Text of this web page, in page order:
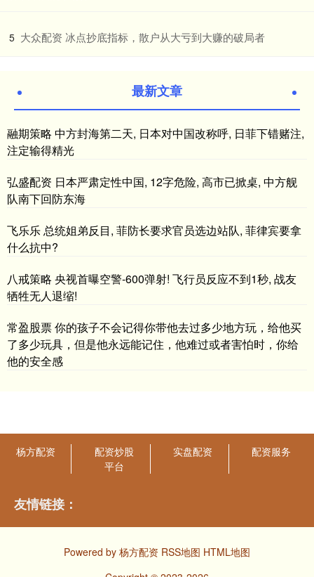
5 ​大众配资 冰点抄底指标，散户从大亏到大赚的破局者
最新文章
融期策略 中方封海第二天, 日本对中国改称呼, 日菲下错赌注,
注定输得精光
弘盛配资 日本严肃定性中国, 12字危险, 高市已掀桌, 中方舰
队南下回防东海
飞乐乐 总统姐弟反目, 菲防长要求官员选边站队, 菲律宾要拿
什么抗中?
八戒策略 央视首曝空警-600弹射! 飞行员反应不到1秒, 战友
牺牲无人退缩!
常盈股票 你的孩子不会记得你带他去过多少地方玩，给他买
了多少玩具，但是他永远能记住，他难过或者害怕时，你给
他的安全感
杨方配资
配资炒股
平台
实盘配资 配资服务
友情链接：
Powered by 杨方配资 RSS地图 HTML地图